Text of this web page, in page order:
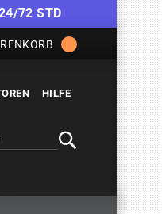
72 STD
HILFE
a Doofinder